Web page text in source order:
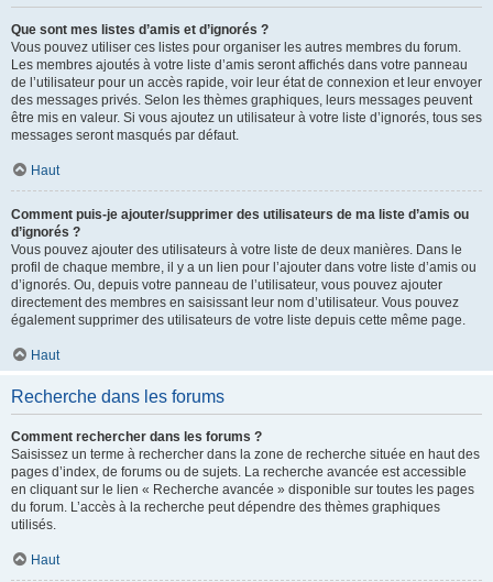
Que sont mes listes d’amis et d’ignorés ?
Vous pouvez utiliser ces listes pour organiser les autres membres du forum.
Les membres ajoutés à votre liste d’amis seront affichés dans votre panneau
de l’utilisateur pour un accès rapide, voir leur état de connexion et leur envoyer
des messages privés. Selon les thèmes graphiques, leurs messages peuvent
être mis en valeur. Si vous ajoutez un utilisateur à votre liste d’ignorés, tous ses
messages seront masqués par défaut.
Haut
Comment puis-je ajouter/supprimer des utilisateurs de ma liste d’amis ou
d’ignorés ?
Vous pouvez ajouter des utilisateurs à votre liste de deux manières. Dans le
profil de chaque membre, il y a un lien pour l’ajouter dans votre liste d’amis ou
d’ignorés. Ou, depuis votre panneau de l’utilisateur, vous pouvez ajouter
directement des membres en saisissant leur nom d’utilisateur. Vous pouvez
également supprimer des utilisateurs de votre liste depuis cette même page.
Haut
Recherche dans les forums
Comment rechercher dans les forums ?
Saisissez un terme à rechercher dans la zone de recherche située en haut des
pages d’index, de forums ou de sujets. La recherche avancée est accessible
en cliquant sur le lien « Recherche avancée » disponible sur toutes les pages
du forum. L’accès à la recherche peut dépendre des thèmes graphiques
utilisés.
Haut